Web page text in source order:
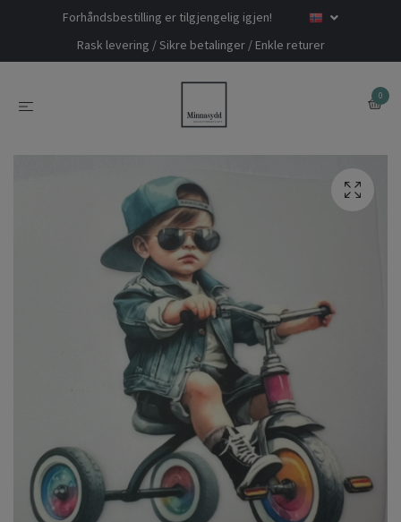
Forhåndsbestilling er tilgjengelig igjen!
Rask levering / Sikre betalinger / Enkle returer
0